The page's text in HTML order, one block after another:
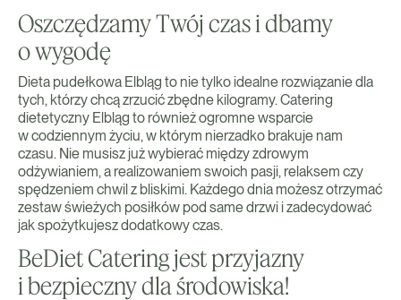
Oszczędzamy Twój czas i dbamy
o wygodę
Dieta pudełkowa Elbląg to nie tylko idealne rozwiązanie dla
tych, którzy chcą zrzucić zbędne kilogramy. Catering
dietetyczny Elbląg to również ogromne wsparcie
w codziennym życiu, w którym nierzadko brakuje nam
czasu. Nie musisz już wybierać między zdrowym
odżywianiem, a realizowaniem swoich pasji, relaksem czy
spędzeniem chwil z bliskimi. Każdego dnia możesz otrzymać
zestaw świeżych posiłków pod same drzwi i zadecydować
jak spożytkujesz dodatkowy czas.
BeDiet Catering jest przyjazny
i bezpieczny dla środowiska!